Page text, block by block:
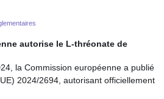
autorise le L-thréonate de
la Commission européenne a publié
2024/2694, autorisant officiellement